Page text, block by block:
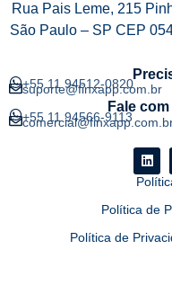
Rua Pais Leme, 215
São Paulo – SP CEP
+55 11 94512-0820
suporte@finxapp.com.br
Fale
+55 11 94566-9113
Política de
Política de